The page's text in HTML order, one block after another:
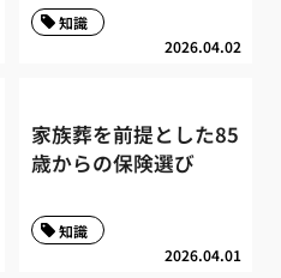
2026.04.02
知識
家族葬を前提とした85
歳からの保険選び
2026.04.01
知識